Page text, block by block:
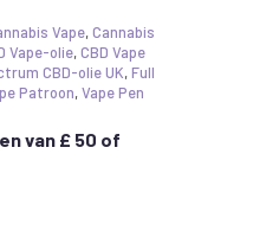
Vape,Cannabis
Vape-olie,CBD Vape
CBD-olie UK,Full
Patroon,Vape Pen
van £ 50 of